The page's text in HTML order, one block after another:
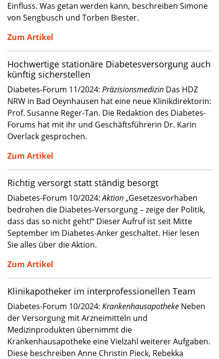
Einfluss. Was getan werden kann, beschreiben Simone
von Sengbusch und Torben Biester.
Zum Artikel
Hochwertige stationäre Diabetesversorgung auch
künftig sicherstellen
Diabetes-Forum 11/2024: Präzisionsmedizin Das HDZ
NRW in Bad Oeynhausen hat eine neue Klinikdirektorin:
Prof. Susanne Reger-Tan. Die Redaktion des Diabetes-
Forums hat mit ihr und Geschäftsführerin Dr. Karin
Overlack gesprochen.
Zum Artikel
Richtig versorgt statt ständig besorgt
Diabetes-Forum 10/2024:Aktion„Gesetzesvorhaben
bedrohen die Diabetes-Versorgung – zeige der Politik,
dass das so nicht geht!“ Dieser Aufruf ist seit Mitte
September im Diabetes-Anker geschaltet. Hier lesen
Sie alles über die Aktion.
Zum Artikel
Klinikapotheker im interprofessionellen Team
Diabetes-Forum 10/2024: Krankenhausapotheke Neben
der Versorgung mit Arzneimitteln und
Medizinprodukten übernimmt die
Krankenhausapotheke eine Vielzahl weiterer Aufgaben.
Diese beschreiben Anne Christin Pieck, Rebekka